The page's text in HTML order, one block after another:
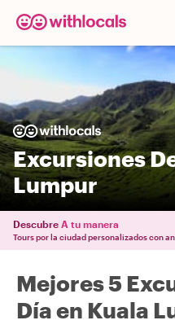
Excursiones
Lumpur
Descubre A tu manera
Tours por la ciudad personalizados con
Mejores 5
Día en Kuala